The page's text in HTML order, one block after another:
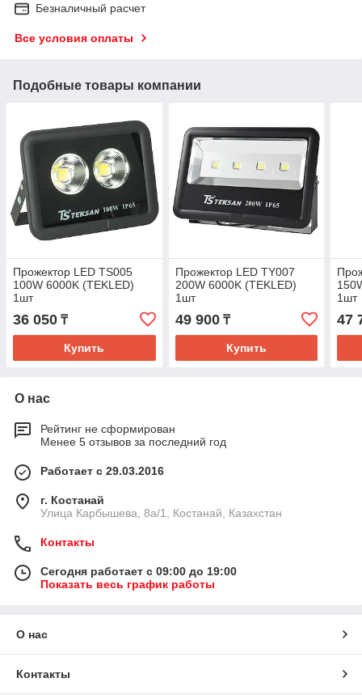
Безналичный расчет
Все условия оплаты
Подобные товары компании
Прожектор LED TS005
100W 6000K (TEKLED)
1шт
36 050 ₸
Купить
Прожектор LED TY007
200W 6000K (TEKLED)
1шт
49 900₸
Купить
1шт
47
О нас
Рейтинг не сформирован
Менее 5 отзывов за последний год
Работает с 29.03.2016
г. Костанай
Улица Карбышева, 8а/1, Костанай, Казахстан
Контакты
Сегодня работает с 09:00 до 19:00
Показать весь график работы
О нас
Контакты